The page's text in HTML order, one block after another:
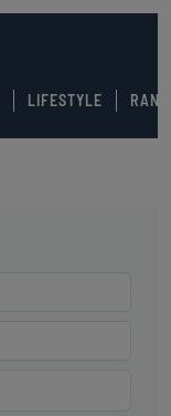
LIFESTYLE